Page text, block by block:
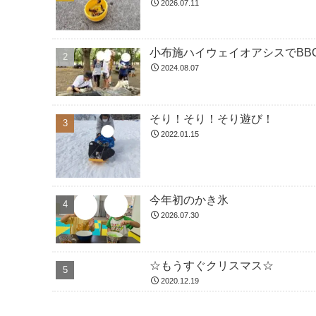
2026.07.11
小布施ハイウェイオアシスで
2024.08.07
そり！そり！そり遊び！
2022.01.15
今年初のかき氷
2026.07.30
☆もうすぐクリスマス☆
2020.12.19